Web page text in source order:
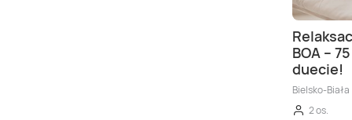
BOA –
duecie!
Bielsko-Biała
2 os.